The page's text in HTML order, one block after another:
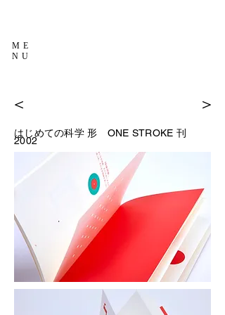
ME
NU
＜ ＞
はじめての科学 形 ONE STROKE 刊
2002